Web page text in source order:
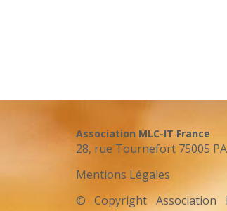
Association MLC-IT France
28, rue Tournefort 75005
Mentions Légales
© Copyright Association